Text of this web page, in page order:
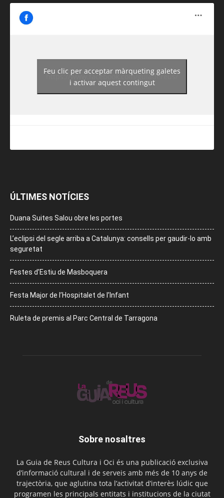
https://www.facebook.com/guiadereus/
Feu clic per acceptar màrqueting galetes
i activar aquest contingut
ÚLTIMES NOTÍCIES
Duana Suites Salou obre les portes
L’eclipsi del segle arriba a Catalunya: consells per gaudir-lo amb
seguretat
Festes d’Estiu de Masboquera
Festa Major de l’Hospitalet de l’Infant
Ruleta de premis al Parc Central de Tarragona
Sobre nosaltres
La Guia de Reus Cultura i Oci és una publicació exclusiva
d’informació cultural i de serveis amb més de 10 anys de
trajectòria, que aglutina tota l’activitat d’interès lúdic que
programen les principals entitats i institucions de la ciutat